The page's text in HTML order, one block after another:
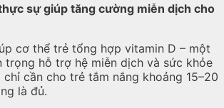
sự giúp tăng cường miễn dịch cho
cơ thể trẻ tổng hợp vitamin D – một
trọng hỗ trợ hệ miễn dịch và sức khỏe
cần cho trẻ tắm nắng khoảng 15–20
là đủ.